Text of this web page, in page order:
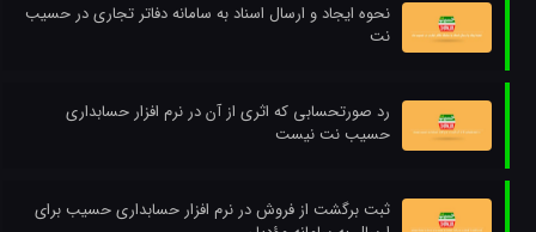
نحوه ایجاد و ارسال اسناد به سامانه دفاتر تجاری در حسیب
نت
رد صورتحسابی که اثری از آن در نرم افزار حسابداری
حسیب نت نیست
ثبت برگشت از فروش در نرم افزار حسابداری حسیب برای